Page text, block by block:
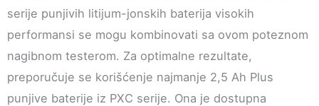
serije punjivih litijum-jonskih baterija visokih
performansi se mogu kombinovati sa ovom poteznom
nagibnom testerom. Za optimalne rezultate,
preporučuje se korišćenje najmanje 2,5 Ah Plus
punjive baterije iz PXC serije. Ona je dostupna